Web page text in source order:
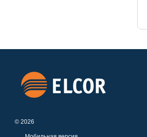
© 2026